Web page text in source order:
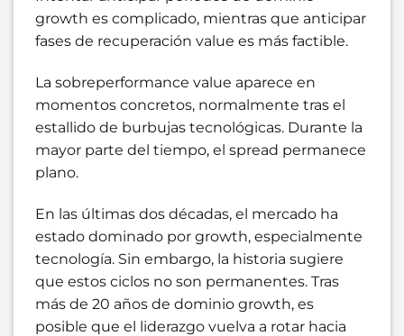
growth es complicado, mientras que anticipar
fases de recuperación value es más factible.
La sobreperformance value aparece en
momentos concretos, normalmente tras el
estallido de burbujas tecnológicas. Durante la
mayor parte del tiempo, el spread permanece
plano.
En las últimas dos décadas, el mercado ha
estado dominado por growth, especialmente
tecnología. Sin embargo, la historia sugiere
que estos ciclos no son permanentes. Tras
más de 20 años de dominio growth, es
posible que el liderazgo vuelva a rotar hacia